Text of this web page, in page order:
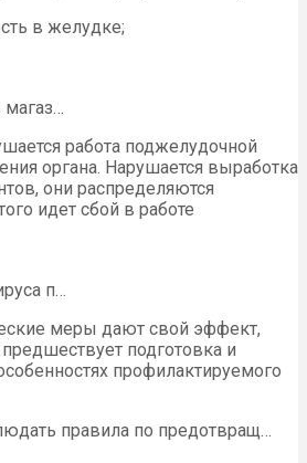
в желудке;
работа поджелудочной
органа. Нарушается выработка
они распределяются
идет сбой в работе
п…
меры дают свой эффект,
подготовка и
профилактируемого
правила по предотвращ…